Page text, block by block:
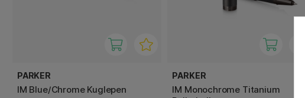
PARKER
IM Blue/Chrome Kuglepen
PARKER
IM Monochrome Titanium